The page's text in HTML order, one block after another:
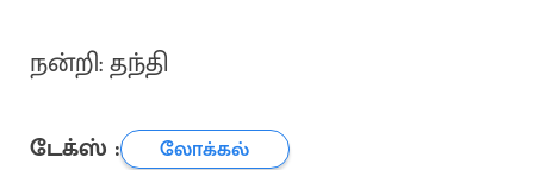
நன்றி: தந்தி
டேக்ஸ் :
லோக்கல்